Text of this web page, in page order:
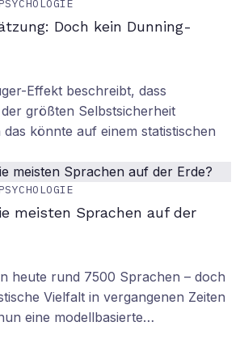
Doch kein Dunning-
Effekt beschreibt, dass
größten Selbstsicherheit
könnte auf einem statistischen
meisten Sprachen auf der
heute rund 7500 Sprachen – doch
Vielfalt in vergangenen Zeiten
eine modellbasierte…